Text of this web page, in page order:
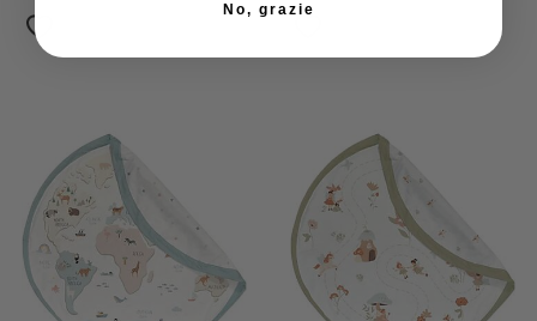
No, grazie